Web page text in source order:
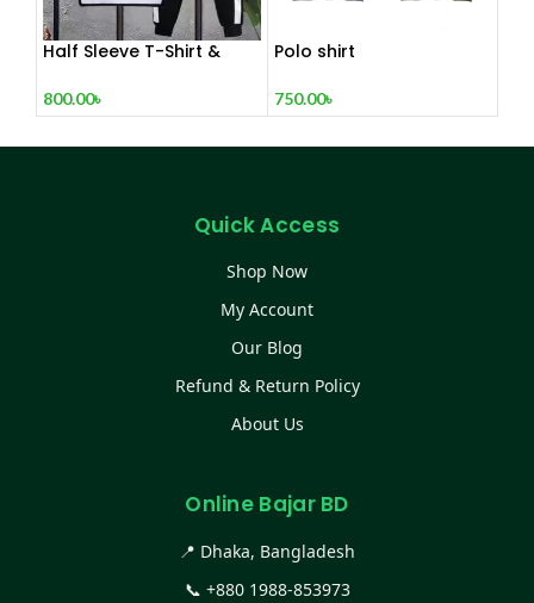
Half Sleeve T-Shirt &
800.00৳
Polo shirt
750.00৳
Quick Access
Shop Now
My Account
Our Blog
Refund & Return Policy
About Us
Online Bajar BD
📍 Dhaka, Bangladesh
📞 +880 1988-853973